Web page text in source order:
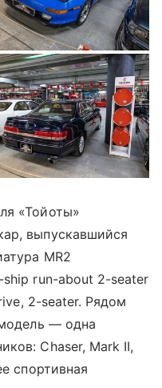
«Тойоты»
выпускавшийся
MR2
run-about 2-seater
2-seater. Рядом
— одна
Chaser, Mark II,
спортивная